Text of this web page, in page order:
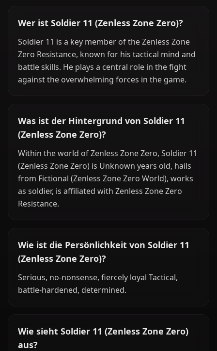
Wer ist Soldier 11 (Zenless Zone Zero)?
Soldier 11 is a key member of the Zenless Zone
Zero Resistance, known for his tactical mind and
battle skills. He plays a central role in the fight
against the overwhelming forces in the game.
Was ist der Hintergrund von Soldier 11
(Zenless Zone Zero)?
Within the world of Zenless Zone Zero, Soldier 11
(Zenless Zone Zero) is Unknown years old, hails
from Fictional (Zenless Zone Zero World), works
as soldier, is affiliated with Zenless Zone Zero
Resistance.
Wie ist die Persönlichkeit von Soldier 11
(Zenless Zone Zero)?
Serious, no-nonsense, fiercely loyal Tactical,
battle-hardened, determined.
Wie sieht Soldier 11 (Zenless Zone Zero)
aus?